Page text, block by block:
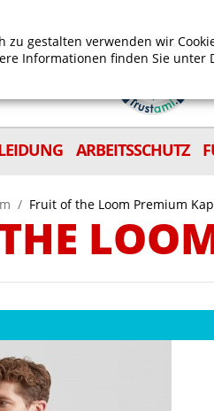
ARBEITSSCHUTZ
/ Fruit of the Loom Premium
zu gestalten verwenden wir
Informationen finden Sie unter